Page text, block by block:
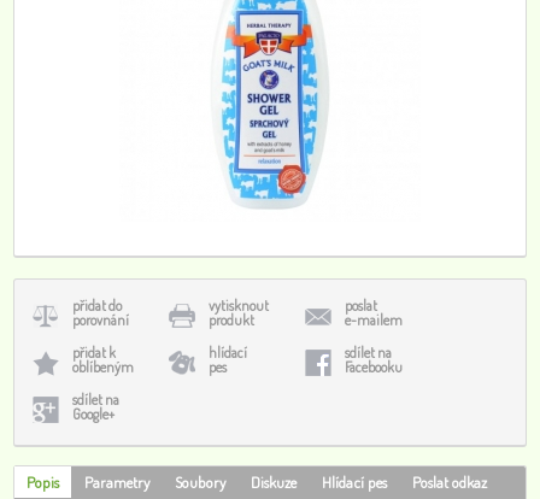
přidat do
porovnání
vytisknout
produkt
poslat
e-mailem
přidat k
oblíbeným
hlídací
pes
sdílet na
Facebooku
sdílet na
Google+
Popis Parametry Soubory Diskuze Hlídací pes
Poslat odkaz